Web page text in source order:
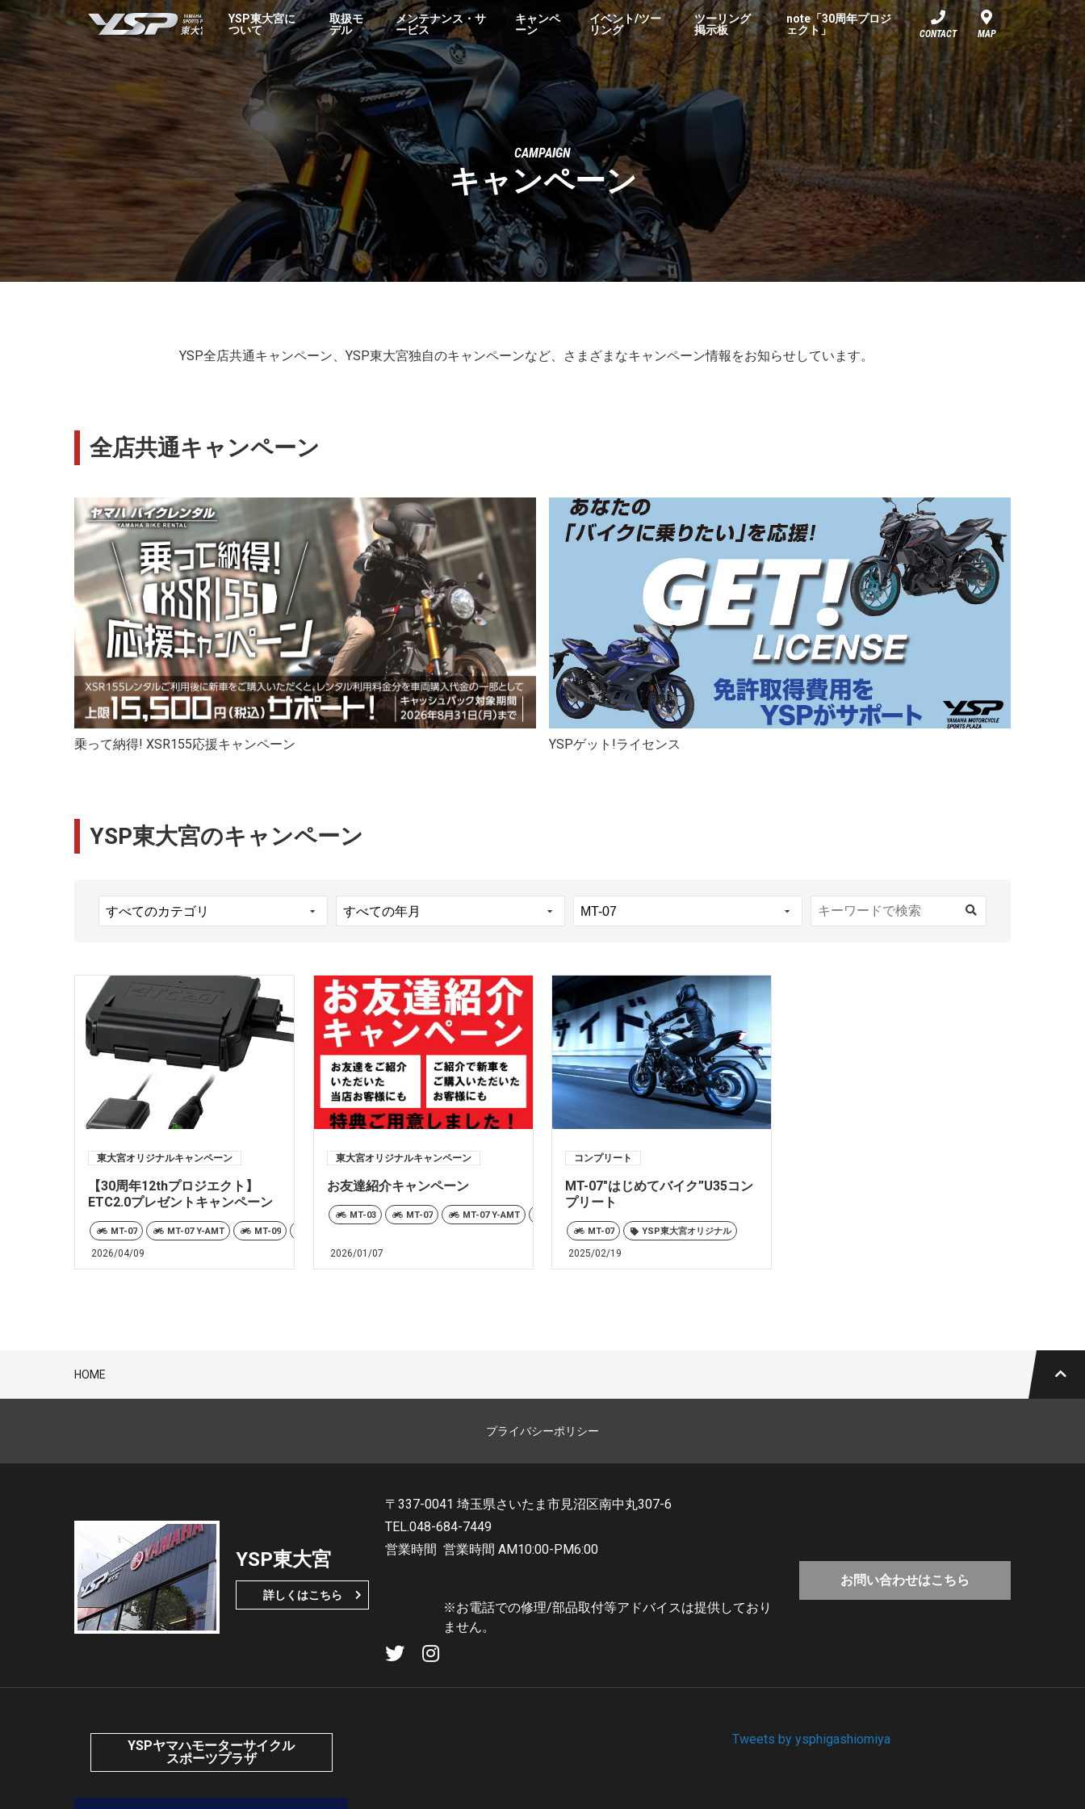
YSP東大宮
YSP東大宮に
ついて
取扱モ
デル
メンテナンス・サ
ービス
キャンペ
ーン
イベント/ツー
リング
ツーリング
掲示板
note「30周年プロジ
ェクト」
CONTACT MAP
CAMPAIGN
キャンペーン
YSP全店共通キャンペーン、YSP東大宮独自のキャンペーンなど、さまざまなキャンペーン情報をお知らせしています。
全店共通キャンペーン
乗って納得! XSR155応援キャンペーン YSPゲット!ライセンス
YSP東大宮のキャンペーン
東大宮オリジナルキャンペーン
【30周年12thプロジエクト】
ETC2.0プレゼントキャンペーン
MT-07 MT-07 Y-AMT MT-09 TMAX560 25th Anniversary TMAX560 TECH MAX
2026/04/09
東大宮オリジナルキャンペーン
お友達紹介キャンペーン
MT-03 MT-07 MT-07 Y-AMT
2026/01/07
コンプリート
MT-07″はじめてバイク”U35コン
プリート
MT-07 YSP東大宮オリジナル
2025/02/19
HOME
プライバシーポリシー
YSP東大宮
詳しくはこちら
〒337-0041 埼玉県さいたま市見沼区南中丸307-6
TEL.048-684-7449
営業時間 営業時間 AM10:00-PM6:00
※お電話での修理/部品取付等アドバイスは提供しており
ません。
お問い合わせはこちら
YSPヤマハモーターサイクル
スポーツプラザ
Tweets by ysphigashiomiya